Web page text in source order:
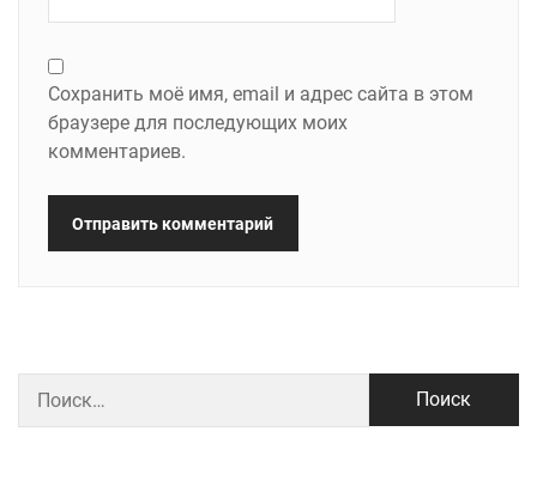
Сохранить моё имя, email и адрес сайта в этом
браузере для последующих моих
комментариев.